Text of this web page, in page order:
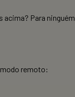
Para
remoto: